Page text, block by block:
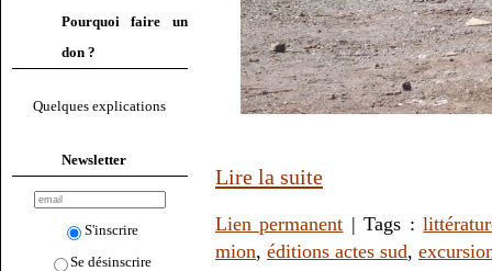
Pourquoi faire un
don ?
Quelques explications
Newsletter
S'inscrire
Se désinscrire
Lire la suite
Lien permanent | Tags :
mion, éditions actes sud,